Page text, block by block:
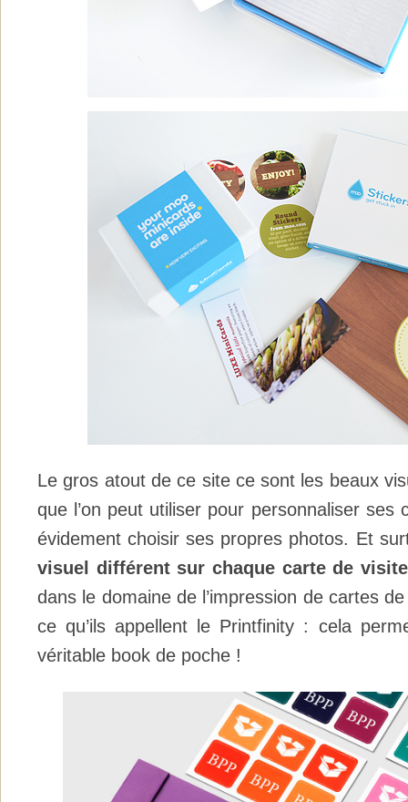
Le gros atout de ce site ce sont les beaux
que l’on peut utiliser pour personnaliser ses
évidement choisir ses propres photos. Et
visuel différent sur chaque carte de visite
dans le domaine de l’impression de cartes
ce qu’ils appellent le Printfinity : cela
véritable book de poche !